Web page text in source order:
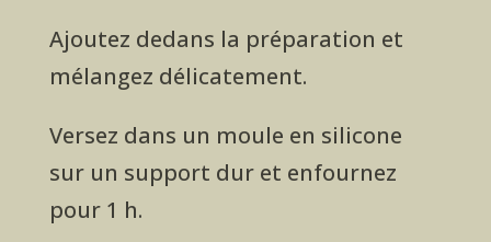
Ajoutez dedans la préparation et
mélangez délicatement.
Versez dans un moule en silicone
sur un support dur et enfournez
pour 1 h.